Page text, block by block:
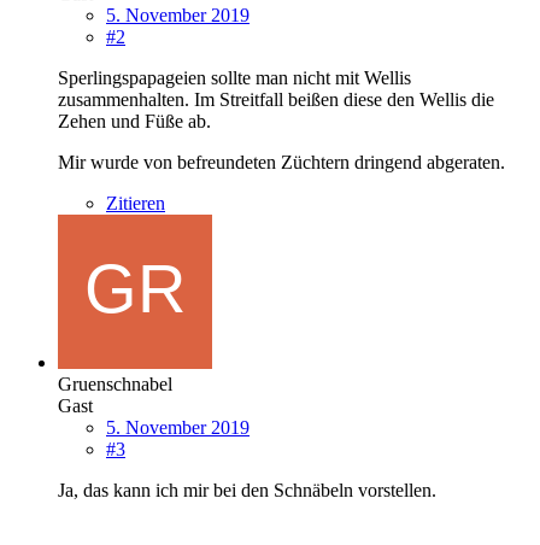
5. November 2019
#2
Sperlingspapageien sollte man nicht mit Wellis
zusammenhalten. Im Streitfall beißen diese den Wellis die
Zehen und Füße ab.
Mir wurde von befreundeten Züchtern dringend abgeraten.
Zitieren
Gruenschnabel
Gast
5. November 2019
#3
Ja, das kann ich mir bei den Schnäbeln vorstellen.